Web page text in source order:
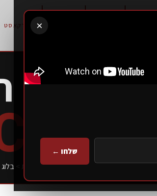
פודקאסט
דרך או
עמוד הבית בלוג
×
שלחו ←